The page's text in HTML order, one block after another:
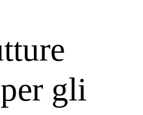
gli